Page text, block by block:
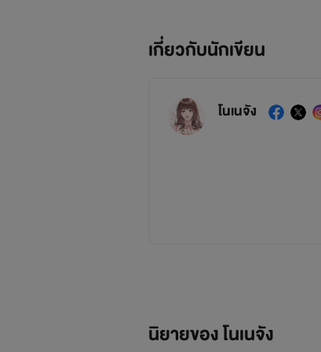
เกี่ยวกับนักเขียน
โนเนจัง
นิยายของ โนเนจัง